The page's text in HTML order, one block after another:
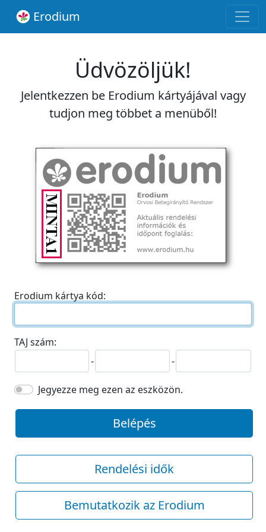
Erodium
Üdvözöljük!
Jelentkezzen be Erodium kártyájával vagy
tudjon meg többet a menüből!
Erodium kártya kód:
TAJ szám:
-
-
Jegyezze meg ezen az eszközön.
Belépés
Rendelési idők
Bemutatkozik az Erodium